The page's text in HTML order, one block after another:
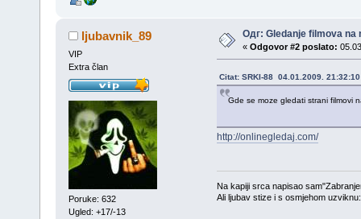
ljubavnik_89
VIP
Extra član
Poruke: 632
Ugled: +17/-13
Одг: Gledanje filmova na
« Odgovor #2 poslato:
Citat: SRKI-88 04.01.2009. 21:32:10
Gde se moze gledati strani filmovi
http://onlinegledaj.com/
Na kapiji srca napisao
Ali ljubav stize i s osmjehom